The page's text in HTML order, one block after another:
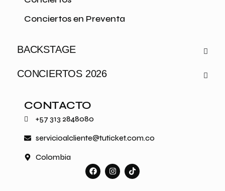
Conciertos en Preventa
BACKSTAGE
CONCIERTOS 2026
CONTACTO
+57 313 2848080
servicioalcliente@tuticket.com.co
Colombia